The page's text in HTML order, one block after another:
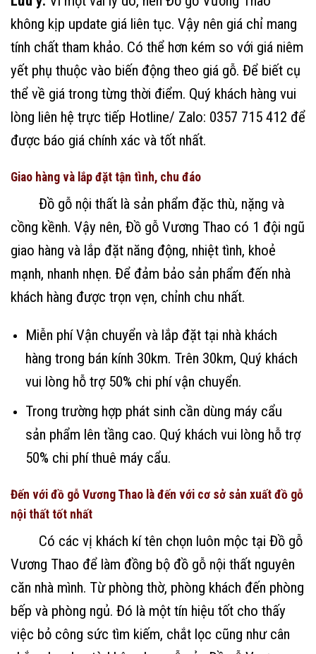
không kịp update giá liên tục. Vậy nên giá chỉ mang
tính chất tham khảo. Có thể hơn kém so với giá niêm
yết phụ thuộc vào biến động theo giá gỗ. Để biết cụ
thể về giá trong từng thời điểm. Quý khách hàng vui
lòng liên hệ trực tiếp Hotline/ Zalo: 0357 715 412 để
được báo giá chính xác và tốt nhất.
Giao hàng và lắp đặt tận tình, chu đáo
Đồ gỗ nội thất là sản phẩm đặc thù, nặng và
cồng kềnh. Vậy nên, Đồ gỗ Vương Thao có 1 đội ngũ
giao hàng và lắp đặt năng động, nhiệt tình, khoẻ
mạnh, nhanh nhẹn. Để đảm bảo sản phẩm đến nhà
khách hàng được trọn vẹn, chỉnh chu nhất.
Miễn phí Vận chuyển và lắp đặt tại nhà khách
hàng trong bán kính 30km. Trên 30km, Quý khách
vui lòng hỗ trợ 50% chi phí vận chuyển.
Trong trường hợp phát sinh cần dùng máy cẩu
sản phẩm lên tầng cao. Quý khách vui lòng hỗ trợ
50% chi phí thuê máy cẩu.
Đến với đồ gỗ Vương Thao là đến với cơ sở sản xuất đồ gỗ
nội thất tốt nhất
Có các vị khách kí tên chọn luôn mộc tại Đồ gỗ
Vương Thao để làm đồng bộ đồ gỗ nội thất nguyên
căn nhà mình. Từ phòng thờ, phòng khách đến phòng
bếp và phòng ngủ. Đó là một tín hiệu tốt cho thấy
việc bỏ công sức tìm kiếm, chắt lọc cũng như cân